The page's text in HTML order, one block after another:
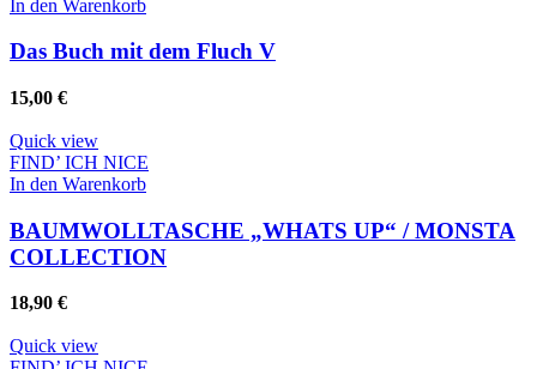
In den Warenkorb
Das Buch mit dem Fluch V
15,00 €
Quick view
FIND’ ICH NICE
In den Warenkorb
BAUMWOLLTASCHE „WHATS UP“ / MONSTA
COLLECTION
18,90 €
Quick view